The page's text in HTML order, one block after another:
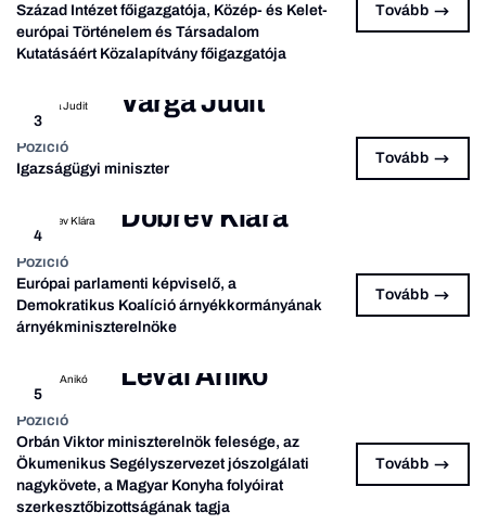
Század Intézet főigazgatója, Közép- és Kelet-
európai Történelem és Társadalom
Kutatásáért Közalapítvány főigazgatója
Tovább
3
Varga Judit
Pozíció
Igazságügyi miniszter
Tovább
4
Dobrev Klára
Pozíció
Európai parlamenti képviselő, a
Demokratikus Koalíció árnyékkormányának
árnyékminiszterelnöke
Tovább
5
Lévai Anikó
Pozíció
Orbán Viktor miniszterelnök felesége, az
Ökumenikus Segélyszervezet jószolgálati
nagykövete, a Magyar Konyha folyóirat
szerkesztőbizottságának tagja
Tovább